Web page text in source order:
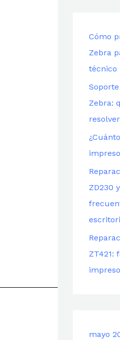
Cómo
Zebra
técnico
Zebra:
ZD230
ZT421:
mayo